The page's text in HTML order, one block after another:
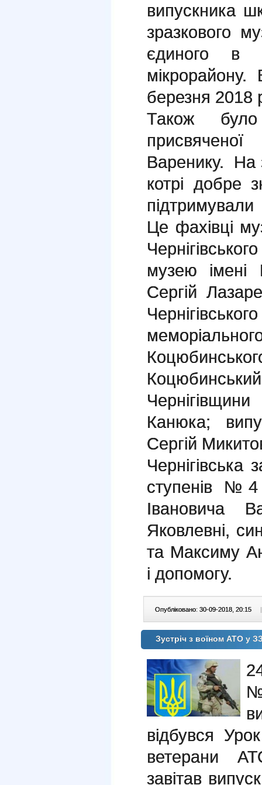
випускника
зразкового
єдиного в
березня 2018
Також було
Варенику. На
котрі добре
Це фахівці
музею імені
Сергій
Канюка;
Сергій
Чернігівська
ступенів №4
Івановича
Яковлевні,
та Максиму
і допомогу.
Опубліковано: 30-09-2018, 20:15 |
Зустріч з воїном АТО у
відбувся
ветерани
завітав